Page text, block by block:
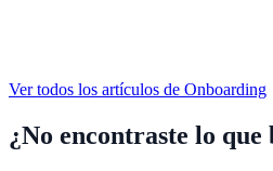
Ver todos los artículos de Onboarding
¿No encontraste lo que